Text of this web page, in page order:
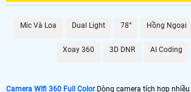
Mic Và Loa Dual Light 78° Hồng Ngoại
Xoay 360 3D DNR AI Coding
Camera WIfi 360 Full ColorDòng camera tích hợp